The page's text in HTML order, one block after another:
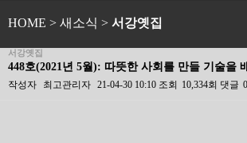
HOME > 새소식 > 서강옛집
서강옛집
448호(2021년 5월): 따뜻한 사회를 만들 기술을
작성자 최고관리자 21-04-30 10:10 조회 10,334회 댓글